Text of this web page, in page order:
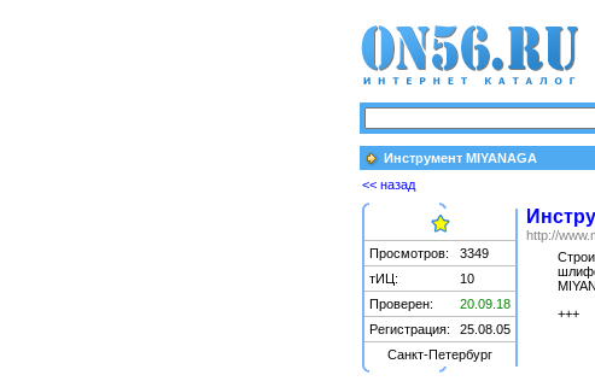
Инструмент MIYANAGA
<< назад
Просмотров:
3349
тИЦ:
10
Проверен:
20.09.18
Регистрация:
25.08.05
Санкт-Петербург
http://
+++